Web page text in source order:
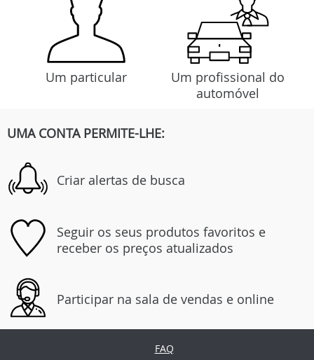
Um particular
Um profissional do
automóvel
UMA CONTA PERMITE-LHE:
Criar alertas de busca
Seguir os seus produtos favoritos e
receber os preços atualizados
Participar na sala de vendas e online
FAQ